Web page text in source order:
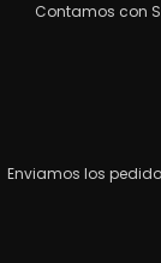
Contamos con
Enviamos los